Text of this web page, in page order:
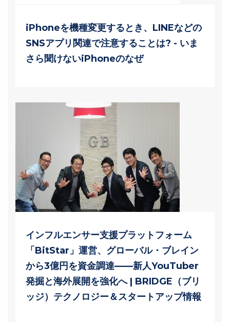
iPhoneを機種変更するとき、LINEなどの
SNSアプリ関連で注意することは? - いま
さら聞けないiPhoneのなぜ
インフルエンサー支援プラットフォーム
「BitStar」運営、グローバル・ブレイン
から3億円を資金調達——新人YouTuber
発掘と海外展開を強化へ | BRIDGE（ブリ
ッジ）テクノロジー＆スタートアップ情報